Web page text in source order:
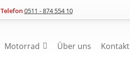
Telefon0511 - 874 554 10
Motorrad Über uns Kontakt